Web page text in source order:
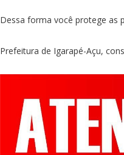
Dessa forma você protege as
Prefeitura de Igarapé-Açu,